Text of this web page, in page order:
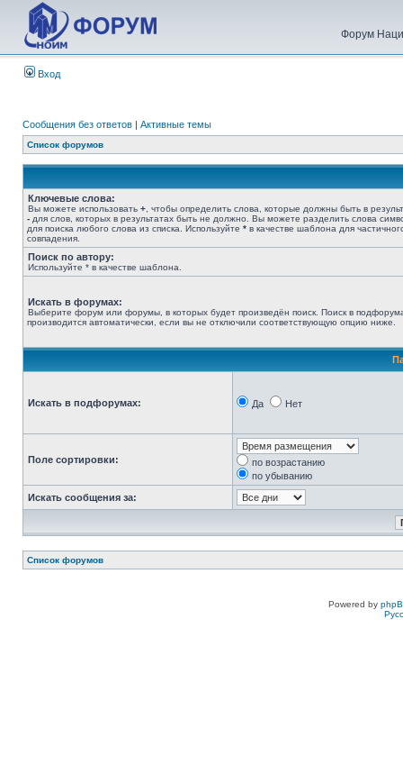
Форум
Вход
Сообщения без ответов | Активные темы
Список форумов
Ключевые слова:
Вы можете использовать + , чтобы определить слова, которые должны быть в
- для слов, которых в результатах быть не должно. Вы можете разделить слова
для поиска любого слова из списка. Используйте * в качестве шаблона для
совпадения.
Поиск по автору:
Используйте * в качестве шаблона.
Искать в форумах:
Выберите форум или форумы, в которых будет произведён поиск. Поиск в
производится автоматически, если вы не отключили соответствующую опцию ниже.
Искать в подфорумах: Да Нет
Поле сортировки:
по возрастанию
по убыванию
Искать сообщения за:
Список форумов
Powered by